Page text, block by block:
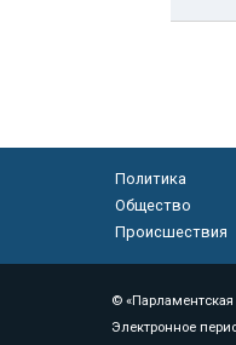
Политика
Общество
Происшествия
© «Парламентская
Электронное